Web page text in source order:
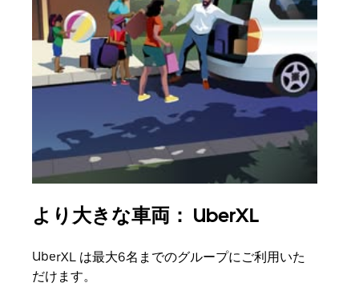
より大きな車両： UberXL
UberXL は最大6名までのグループにご利用いた
だけます。